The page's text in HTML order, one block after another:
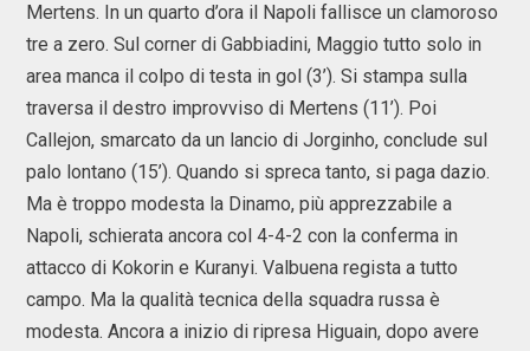
Mertens. In un quarto d’ora il Napoli fallisce un clamoroso
tre a zero. Sul corner di Gabbiadini, Maggio tutto solo in
area manca il colpo di testa in gol (3’). Si stampa sulla
traversa il destro improvviso di Mertens (11’). Poi
Callejon, smarcato da un lancio di Jorginho, conclude sul
palo lontano (15’). Quando si spreca tanto, si paga dazio.
Ma è troppo modesta la Dinamo, più apprezzabile a
Napoli, schierata ancora col 4-4-2 con la conferma in
attacco di Kokorin e Kuranyi. Valbuena regista a tutto
campo. Ma la qualità tecnica della squadra russa è
modesta. Ancora a inizio di ripresa Higuain, dopo avere